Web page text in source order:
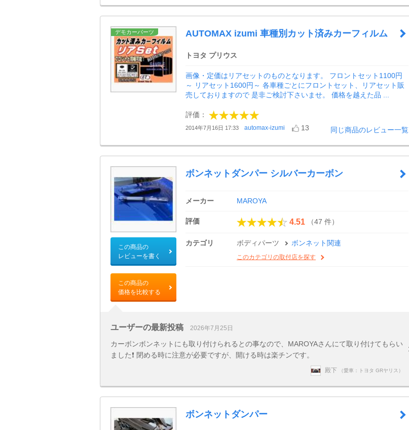
デモカーパーツ AUTOMAX izumi 車種別カット済みカーフィルム
トヨタ プリウス
画像・定価はリアセットのものとなります。 フロントセット1100円
～ リアセット1600円～ 各車種ごとにフロントセット、リアセット販
売しておりますので 是非ご検討下さいませ。 価格を越えた品 ...
評価：
2014年7月16日 17:33 automax-izumi 13 同じ商品のレビュー一覧
この商品の
レビューを書く
この商品の
価格を比較する
ボンネットダンパー シルバーカーボン
メーカー MAROYA
評価 4.51 （47 件）
カテゴリ ボディパーツ ボンネット関連
このカテゴリの取付店を探す
ユーザーの最新投稿 2026年7月25日
カーボンボンネットにも取り付けられるとの事なので、MAROYAさんにて取り付けてもらい
ました❗ 閉める時に注意が必要ですが、開ける時は楽チンです。
殿下 （愛車：トヨタ GRヤリス）
ボンネットダンパー